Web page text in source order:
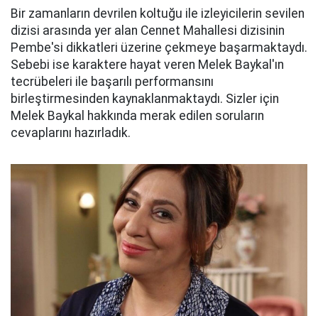
Bir zamanların devrilen koltuğu ile izleyicilerin sevilen
dizisi arasında yer alan Cennet Mahallesi dizisinin
Pembe'si dikkatleri üzerine çekmeye başarmaktaydı.
Sebebi ise karaktere hayat veren Melek Baykal'ın
tecrübeleri ile başarılı performansını
birleştirmesinden kaynaklanmaktaydı. Sizler için
Melek Baykal hakkında merak edilen soruların
cevaplarını hazırladık.